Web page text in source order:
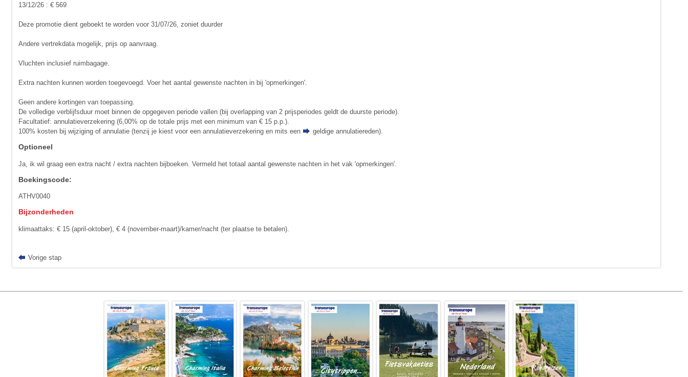
13/12/26 : € 569
Deze promotie dient geboekt te worden voor 31/07/26, zoniet duurder
Andere vertrekdata mogelijk, prijs op aanvraag.
Vluchten inclusief ruimbagage.
Extra nachten kunnen worden toegevoegd. Voer het aantal gewenste nachten in bij 'opmerkingen'.
Geen andere kortingen van toepassing.
De volledige verblijfsduur moet binnen de opgegeven periode vallen (bij overlapping van 2 prijsperiodes geldt de duurste periode).
Facultatief: annulatieverzekering (6,00% op de totale prijs met een minimum van € 15 p.p.).
100% kosten bij wijziging of annulatie (tenzij je kiest voor een annulatieverzekering en mits een
geldige annulatiereden).
Optioneel
Ja, ik wil graag een extra nacht / extra nachten bijboeken. Vermeld het totaal aantal gewenste nachten in het vak 'opmerkingen'.
Boekingscode:
ATHV0040
Bijzonderheden
klimaattaks: € 15 (april-oktober), € 4 (november-maart)/kamer/nacht (ter plaatse te betalen).
Vorige stap